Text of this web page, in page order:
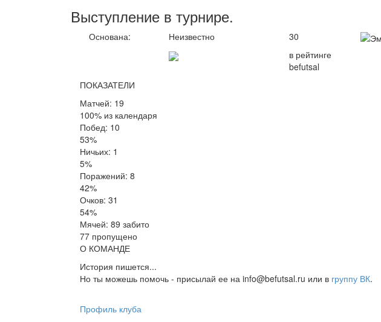
Выступление в турнире.
Основана: Неизвестно
30
в рейтинге
befutsal
ПОКАЗАТЕЛИ
Матчей: 19
100% из календаря
Побед: 10
53%
Ничьих: 1
5%
Поражений: 8
42%
Очков: 31
54%
Мячей: 89 забито
77 пропущено
О КОМАНДЕ
История пишется...
Но ты можешь помочь - присылай ее на info@befutsal.ru или в группу ВК.
Профиль клуба